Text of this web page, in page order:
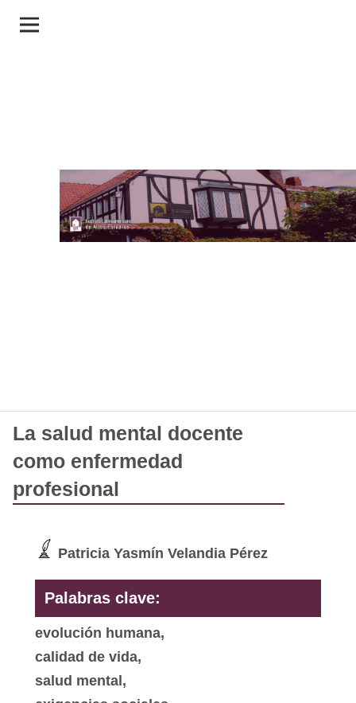
La salud mental docente
como enfermedad
profesional
Patricia Yasmín Velandia Pérez
Palabras clave:
evolución humana,
calidad de vida,
salud mental,